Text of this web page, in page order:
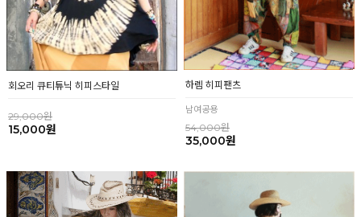
회오리 큐티튜닉 히피스타일
29,000원
15,000원
하렘 히피팬츠
남여공용
54,000원
35,000원